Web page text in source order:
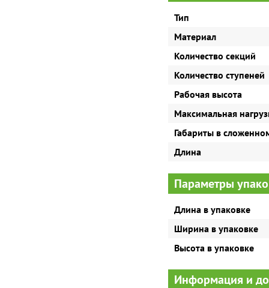
Тип
Материал
Количество секций
Количество ступеней
Рабочая высота
Максимальная
Габариты в
Длина
Параметры
Длина в упаковке
Ширина в упаковке
Высота в упаковке
Информация и